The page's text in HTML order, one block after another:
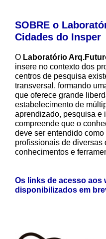
SOBRE o
Cidades do Insper
O Laboratório
insere no contexto dos
centros de pesquisa
transversal, formando
que oferece grande
estabelecimento de
aprendizado, pesquisa e
compreende que o
deve ser entendido
profissionais de
conhecimentos e
Os links de acesso aos
disponibilizados em